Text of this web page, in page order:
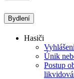
Bydlení
Hasiči
Únik
Postup